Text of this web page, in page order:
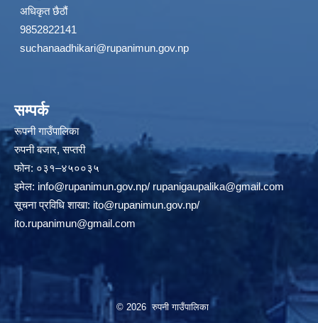
अधिकृत छैठौं
9852822141
suchanaadhikari@rupanimun.gov.np
सम्पर्क
रूपनी गाउँपालिका
रुपनी बजार, सप्तरी
फोन: ०३१–४५००३५
इमेल: info@rupanimun.gov.np/ rupanigaupalika@gmail.com
सूचना प्रविधि शाखा: ito@rupanimun.gov.np/
ito.rupanimun@gmail.com
© 2026 रुपनी गाउँपालिका